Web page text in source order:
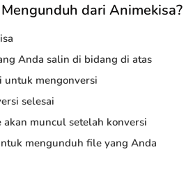
dari Animekisa?
Anda salin di bidang di atas
untuk mengonversi
selesai
muncul setelah konversi
mengunduh file yang Anda